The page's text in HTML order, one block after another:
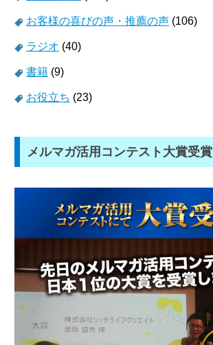
お客様の喜びの声・推薦の声 (106)
ラジオ (40)
書籍 (9)
お役立ち (23)
メルマガ活用コンテスト大賞受賞